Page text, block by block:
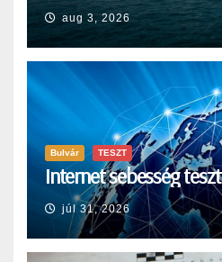
aug 3, 2026
Bulvár TESZT
Internet sebesség teszt
júl 31, 2026